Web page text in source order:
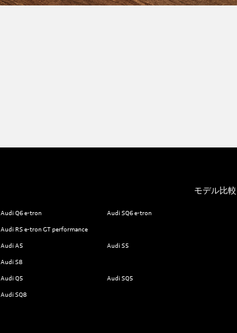
Audi Q6 e-tron Audi SQ6 e-tron
Audi RS e-tron GT performance
Audi A5 Audi S5
Audi S8
Audi Q5 Audi SQ5
Audi SQ8
モデル比較